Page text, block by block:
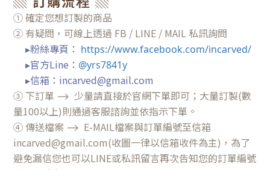
① 確定您想訂製的商品
② 有疑問，可線上透過 FB / LINE / MAIL 私訊詢問
▸粉絲專頁 ： https://www.facebook.com/incarved/
▸官方Line： @yrs7841y
▸信箱：incarved@gmail.com
③下訂單 ⟶ 少量請直接於官網下單即可；大量訂製(數
量100以上)則通過客服諮詢並依指示下單。
④ 傳送檔案 ⟶ E-MAIL檔案與訂單編號至信箱
incarved@gmail.com(收圖一律以信箱收件為主)，為了
避免漏信您也可以LINE或私訊留言再次告知您的訂單編號